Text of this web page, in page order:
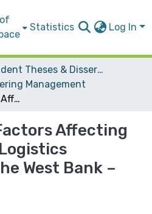
Statistics Log In
Student Theses & Dissertations
Management
Investigating Factors Affecting Humanitarian Logistics Operations in the West Bank – Palestine
Affecting
West Bank –